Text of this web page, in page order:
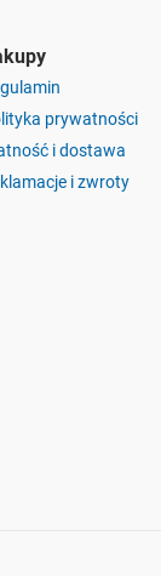
prywatności
i dostawa
i zwroty